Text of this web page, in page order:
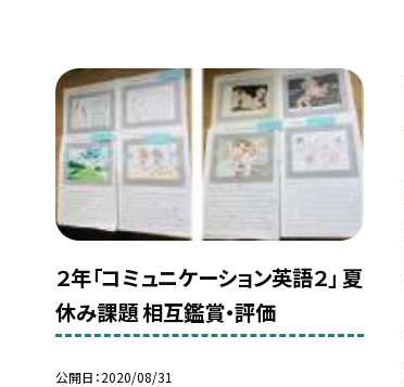
２年「コミュニケーション英語２」 夏
休み課題 相互鑑賞・評価
公開日 2020/08/31